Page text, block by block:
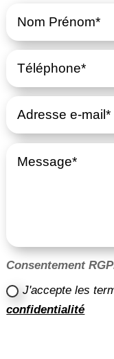
Consentement
J'accepte les
confidentialité